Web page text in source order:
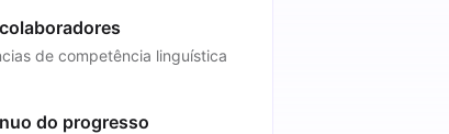
de competência linguística
do progresso